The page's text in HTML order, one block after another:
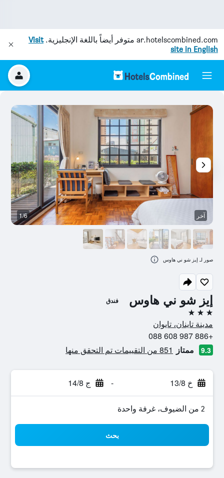
ar.hotelscombined.com متوفر أيضاً باللغة الإنجليزية.Visit
site in English
إيز شو ني هاوس فندق
3 نجوم
مدينة تاينان، تايوان
+886 987 608 088
9.3 ممتاز 851 من التقييمات تم التحقق منها
خ 13/8 - ج 14/8
2 من الضيوف، غرفة واحدة
بحث
آخر 1/6
صور لـ إيز شو ني هاوس